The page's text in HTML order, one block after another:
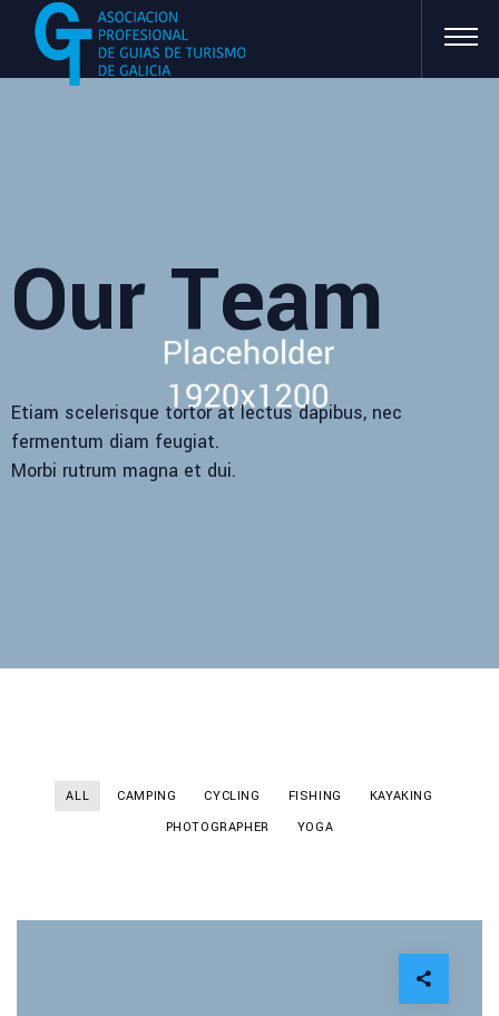
Our Team
Etiam scelerisque tortor at lectus dapibus, nec
fermentum diam feugiat.
Morbi rutrum magna et dui.
ALL CAMPING CYCLING FISHING
KAYAKING
PHOTOGRAPHER
YOGA